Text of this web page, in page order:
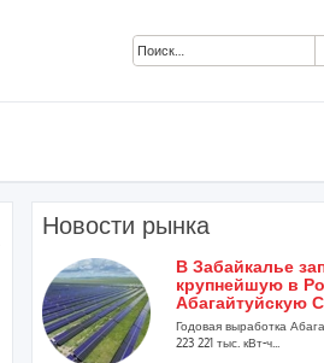
Новости рынка
В Забайкалье
крупнейшую в
Абагайтуйскую
Годовая выработка
223 221 тыс. кВт-ч...